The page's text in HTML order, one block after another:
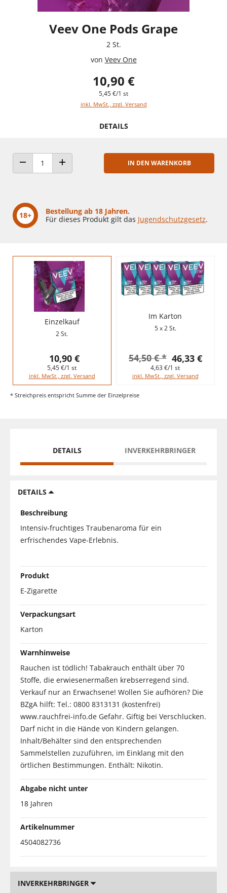
Veev One Pods Grape
2 St.
von Veev One
10,90 €
5,45 €/1 st
inkl. MwSt., zzgl. Versand
DETAILS
ANZAHL VERRINGERNANZAHL ERHÖHEN
IN DEN WARENKORB
18+
Bestellung ab 18 Jahren.
Für dieses Produkt gilt das Jugendschutzgesetz.
Einzelkauf
2 St.
10,90 €
5,45 €/1 st
inkl. MwSt., zzgl. Versand
Im Karton
5 x 2 St.
46,33 €
54,50 € *
4,63 €/1 st
inkl. MwSt., zzgl. Versand
* Streichpreis entspricht Summe der Einzelpreise
DETAILS INVERKEHRBRINGER
DETAILS
Beschreibung
Intensiv-fruchtiges Traubenaroma für ein
erfrischendes Vape-Erlebnis.
Produkt
E-Zigarette
Verpackungsart
Karton
Warnhinweise
Rauchen ist tödlich! Tabakrauch enthält über 70
Stoffe, die erwiesenermaßen krebserregend sind.
Verkauf nur an Erwachsene! Wollen Sie aufhören? Die
BZgA hilft: Tel.: 0800 8313131 (kostenfrei)
www.rauchfrei-info.de Gefahr. Giftig bei Verschlucken.
Darf nicht in die Hände von Kindern gelangen.
Inhalt/Behälter sind den entsprechenden
Sammelstellen zuzuführen, im Einklang mit den
örtlichen Bestimmungen. Enthält: Nikotin.
Abgabe nicht unter
18 Jahren
Artikelnummer
4504082736
INVERKEHRBRINGER